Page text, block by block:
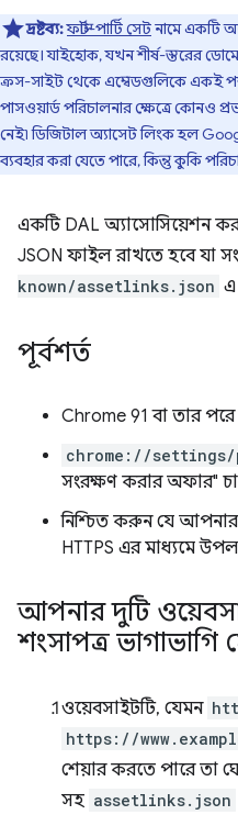
দ্রষ্টব্য:ফার্স্ট-পার্টি সেটনামে একটি
রয়েছে। যাইহোক, যখন শীর্ষ-স্তরের
ক্রস-সাইট থেকে এম্বেডগুলিকে একই
পাসওয়ার্ড পরিচালনার ক্ষেত্রে কোনও
নেই৷ ডিজিটাল অ্যাসেট লিংক হল
ব্যবহার করা যেতে পারে, কিন্তু কুকি
একটি DAL অ্যাসোসিয়েশন
JSON ফাইল রাখতে হবে যা
known/assetlinks.json এ
পূর্বশর্ত
Chrome 91 বা তার
chrome://settings/
সংরক্ষণ করার অফার"
নিশ্চিত করুন যে
HTTPS এর মাধ্যমে
আপনার দুটি
শংসাপত্র
ওয়েবসাইটটি, যেমন
https://
শেয়ার করতে পারে তা
সহ assetlinks.json